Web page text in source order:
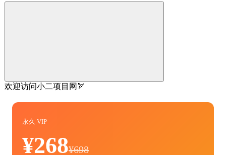
欢迎访问小二项目网🏹
永久 VIP
¥268¥698